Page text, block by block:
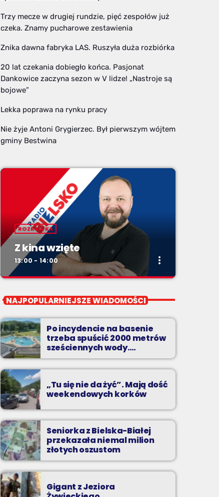
Trzy mecze w drugiej rundzie, pięć zespołów już
czeka. Znamy pucharowe zestawienia
Znika dawna fabryka LAS. Ruszyła duża rozbiórka
20 lat czekania dobiegło końca. Pasjonat
Dankowice zaczyna sezon w V lidze! „Nastroje są
bojowe”
Lekka poprawa na rynku pracy
Nie żyje Antoni Grygierzec. Był pierwszym wójtem
gminy Bestwina
ROZRYWKA
Z kina wzięte
13:00 - 14:00 more_vert
Z kina wzięte
Z Kina Wzięte to audycja w której film
występuje roli głównej.
NAJPOPULARNIEJSZE WIADOMOŚCI
Po incydencie na basenie
trzeba spuścić 2000 metrów
sześciennych wody.
„Ogromne koszty i ogromna
praca”
„Tu się nie da żyć”. Mają dość
weekendowych korków
Seniorka z Bielska-Białej
przekazała niemal milion
złotych oszustom
Gigant z Jeziora